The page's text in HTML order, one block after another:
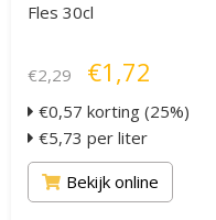
Fles 30cl
€2,29 €1,72
€0,57 korting (25%)
€5,73 per liter
Bekijk online